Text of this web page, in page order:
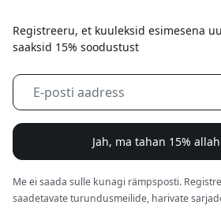
Tarne 10-12 august
30-päevane tagastusõigus
Lihtne tagastus - ilma vaevata
Turvalised maksed krüptimisega
Registreeru, et kuuleksid esimesena
saaksid 15% soodustust
Jah, ma tahan 15%
Me ei saada sulle kunagi rämpsposti.
saadetavate turundusmeilide, harivate